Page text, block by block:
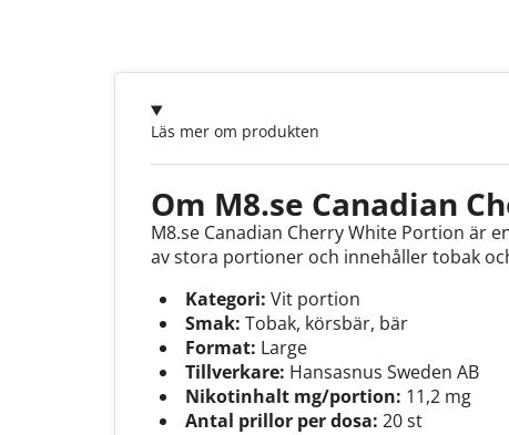
Läs mer om produkten
Om M8.se Canadian
M8.se Canadian Cherry White Portion är
av stora portioner och innehåller tobak
Kategori: Vit portion
Smak: Tobak, körsbär, bär
Format: Large
Tillverkare: Hansasnus Sweden AB
Nikotinhalt mg/portion: 11,2 mg
Antal prillor per dosa: 20 st